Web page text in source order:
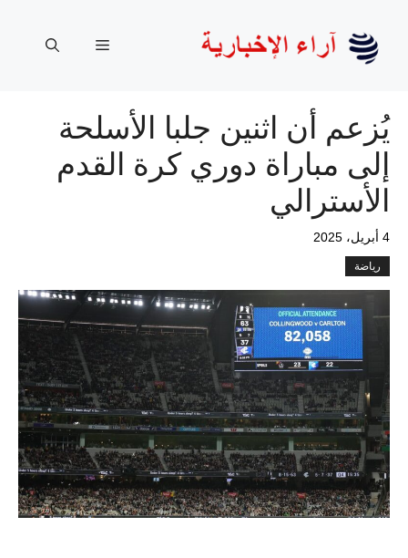
المحتوى
القائمة
يُزعم أن اثنين جلبا الأسلحة
إلى مباراة دوري كرة القدم
الأسترالي
4 أبريل، 2025
رياضة